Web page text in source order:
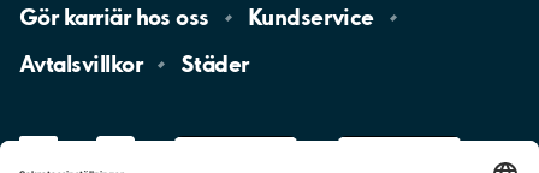
Gör karriär hososs
Kundservice
Avtalsvillkor
Städer